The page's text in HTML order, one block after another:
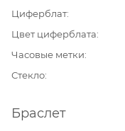
Циферблат
Цвет циферблата
Часовые метки
Стекло
Браслет